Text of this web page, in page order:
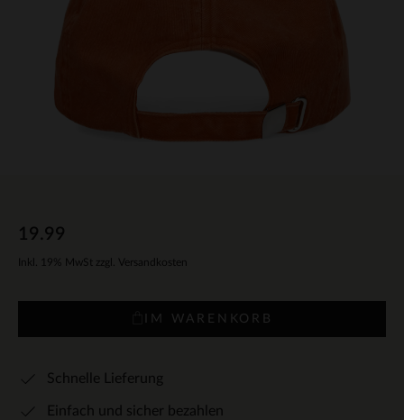
19.99
Inkl. 19% MwSt zzgl. Versandkosten
IM WARENKORB
Schnelle Lieferung
Einfach und sicher bezahlen